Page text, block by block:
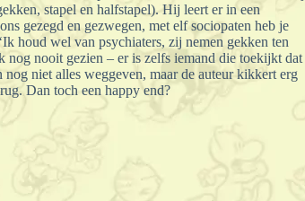
stapel en halfstapel). Hij leert er in een
gezegd en gezwegen, met elf sociopaten heb je
houd wel van psychiaters, zij nemen gekken ten
nooit gezien – er is zelfs iemand die toekijkt dat
niet alles weggeven, maar de auteur kikkert erg
Dan toch een happy end?